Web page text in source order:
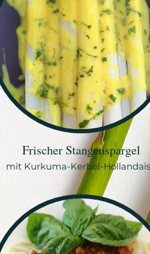
Frischer Stangenspargel
mit Kurkuma-Kerbel-